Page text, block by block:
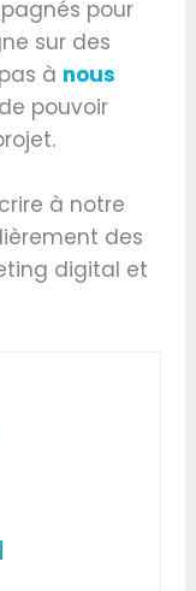
pour
sur des
à nous
pouvoir
à notre
des
digital et